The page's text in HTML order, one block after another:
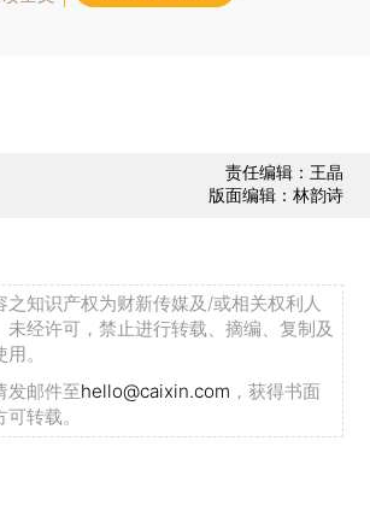
责任编辑：王晶
版面编辑：林韵诗
之知识产权为财新传媒及/或相关权利人
未经许可，禁止进行转载、摘编、复制及
。
发邮件至hello@caixin.com ，获得书面
转载。